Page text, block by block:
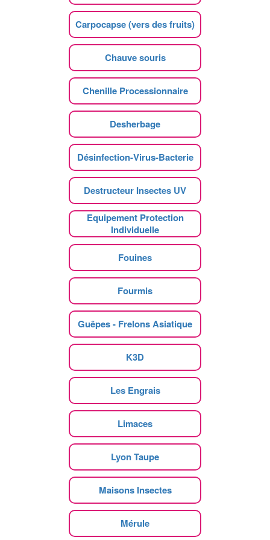
Carpocapse (vers des fruits)
Chauve souris
Chenille Processionnaire
Desherbage
Désinfection-Virus-Bacterie
Destructeur Insectes UV
Equipement Protection
Individuelle
Fouines
Fourmis
Guêpes - Frelons Asiatique
K3D
Les Engrais
Limaces
Lyon Taupe
Maisons Insectes
Mérule